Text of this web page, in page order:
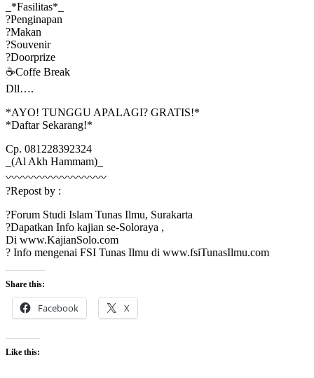
_*Fasilitas*_
?Penginapan
?Makan
?Souvenir
?Doorprize
☕Coffe Break
Dll….
*AYO! TUNGGU APALAGI? GRATIS!*
*Daftar Sekarang!*
Cp. 081228392324
_(Al Akh Hammam)_
〰〰〰〰〰〰〰〰〰
?Repost by :
?Forum Studi Islam Tunas Ilmu, Surakarta
?Dapatkan Info kajian se-Soloraya ,
Di www.KajianSolo.com
? Info mengenai FSI Tunas Ilmu di www.fsiTunasIlmu.com
Share this:
Facebook X
Like this: